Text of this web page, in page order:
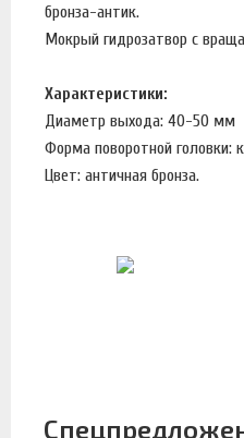
бронза-антик.
Мокрый гидрозатвор с
Характеристики:
Диаметр выхода: 40-50 мм
Форма поворотной головки:
Цвет: античная бронза.